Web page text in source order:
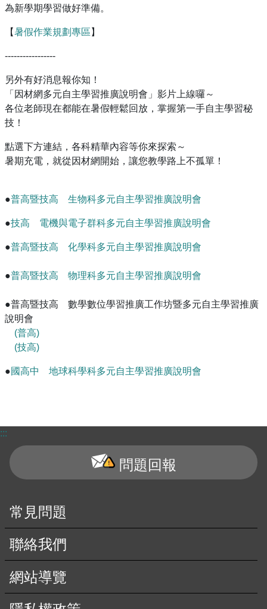
為新學期學習做好準備。
【暑假作業規劃專區 】
-----------------
另外有好消息報你知！
「因材網多元自主學習推廣說明會」影片上線囉～
各位老師現在都能在暑假輕鬆回放，掌握第一手自主學習秘
技！
點選下方連結，各科精華內容等你來探索～
暑期充電，就從因材網開始，讓您教學路上不孤單！
●普高暨技高 生物科多元自主學習推廣說明會
●技高 電機與電子群科多元自主學習推廣說明會
●普高暨技高 化學科多元自主學習推廣說明會
●普高暨技高 物理科多元自主學習推廣說明會
●普高暨技高 數學數位學習推廣工作坊暨多元自主學習推廣
說明會
(普高)
(技高)
●國高中 地球科學科多元自主學習推廣說明會
:::
問題回報
常見問題
聯絡我們
網站導覽